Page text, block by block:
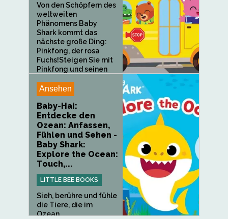
Von den Schöpfern des
weltweiten
Phänomens Baby
Shark kommt das
nächste große Ding:
Pinkfong, der rosa
Fuchs!Steigen Sie mit
Pinkfong und seinen
Ansehen
Baby-Hai:
Entdecke den
Ozean: Anfassen,
Fühlen und Sehen -
Baby Shark:
Explore the Ocean:
Touch,...
LITTLE BEE BOOKS
Sieh, berühre und fühle
die Tiere, die im
Ozean...